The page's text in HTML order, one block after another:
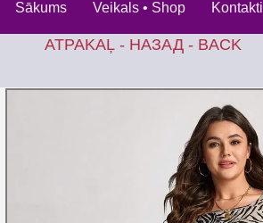
Sākums Veikals • Shop Kontakti
ATPAKAĻ - НАЗАД - BACK